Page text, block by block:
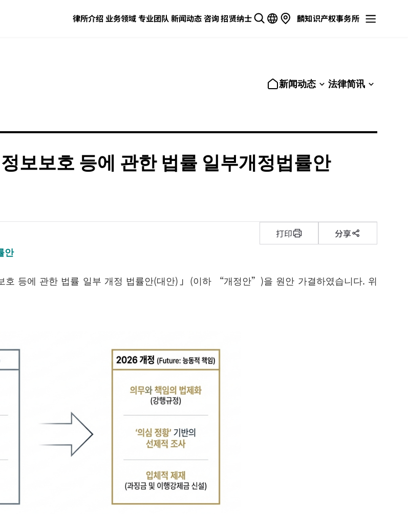
律所介绍业务领域专业团队新闻动态咨询招贤纳士 麟知识产权事务所
新闻动态 法律简讯
보보호 등에 관한 법률 일부개정법률안
打印 分享
안
등에 관한 법률 일부 개정 법률안(대안)」(이하 “개정안”)을 원안 가결하였습니다. 위